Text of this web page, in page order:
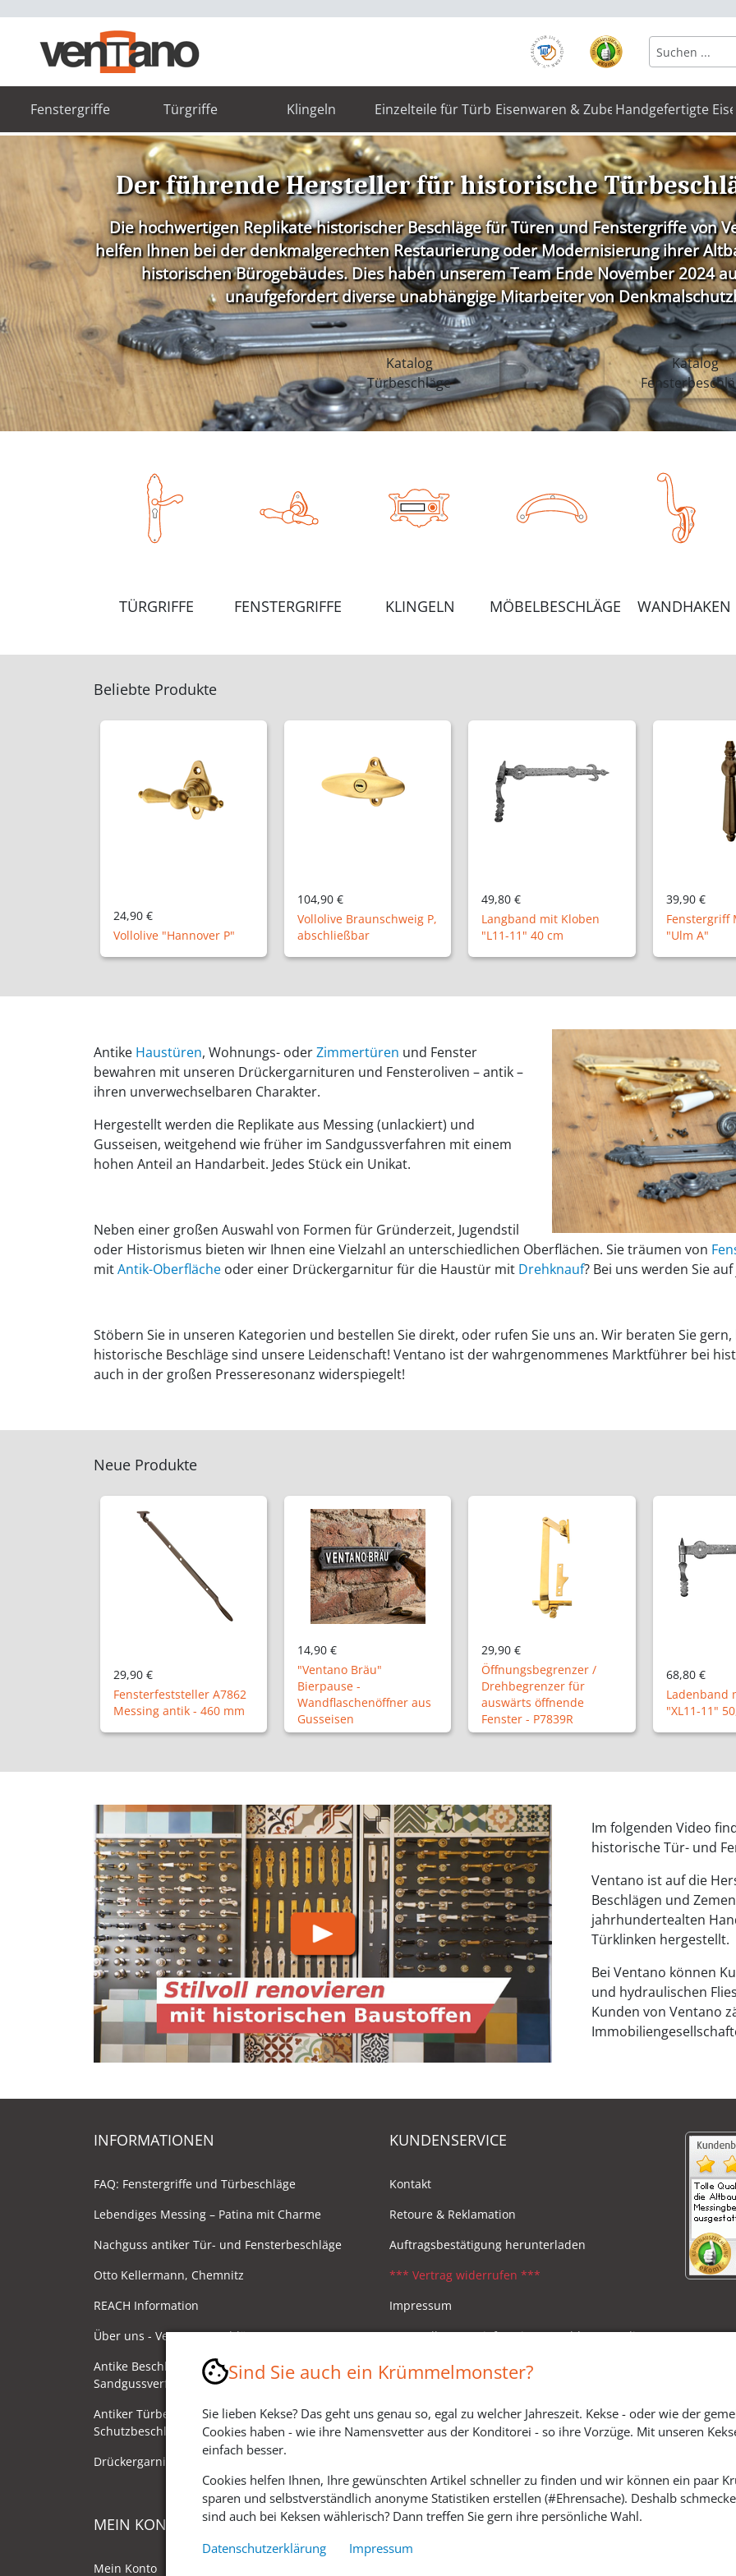
Fenstergriffe Türgriffe Klingeln Einzelteile für TürbeschlägeEisenwaren & ZubehörHandgefertigte
Der führende Hersteller für historische
Die hochwertigen Replikate historischer Beschläge für Türen und Fenstergriffe von
helfen Ihnen bei der denkmalgerechten Restaurierung oder Modernisierung ihrer
historischen Bürogebäudes. Dies haben unserem Team Ende November 2024
unaufgefordert diverse unabhängige Mitarbeiter von
Katalog
Türbeschläge
Katalog
TÜRGRIFFE FENSTERGRIFFE KLINGELN MÖBELBESCHLÄGE WANDHAKEN
Beliebte Produkte
Vollolive Braunschweig P,
abschließbar
49,80 €
Langband mit Kloben
"L11-11" 40 cm
39,90 €
Fenstergriff Messing
"Ulm A"
99,90 €
Vollolive
MS",
Antike Haustüren, Wohnungs- oderZimmertüren und Fenster
bewahren mit unseren Drückergarnituren und Fensteroliven – antik –
ihren unverwechselbaren Charakter.
Hergestellt werden die Replikate aus Messing (unlackiert) und
Gusseisen, weitgehend wie früher im Sandgussverfahren mit einem
hohen Anteil an Handarbeit. Jedes Stück ein Unikat.
Neben einer großen Auswahl von Formen für Gründerzeit, Jugendstil
oder Historismus bieten wir Ihnen eine Vielzahl an unterschiedlichen Oberflächen. Sie träumen von
mitAntik-Oberfläche oder einer Drückergarnitur für die Haustür mit Drehknauf? Bei uns werden Sie
Stöbern Sie in unseren Kategorien und bestellen Sie direkt, oder rufen Sie uns an. Wir beraten Sie
historische Beschläge sind unsere Leidenschaft! Ventano ist der wahrgenommenes Marktführer bei
auch in der großen Presseresonanz widerspiegelt!
Neue Produkte
"Ventano Bräu"
Wandflaschenöffner aus
Gusseisen
29,90 €
Öffnungsbegrenzer /
Drehbegrenzer für
auswärts öffnende
Fenster - P7839R
68,80 €
Ladenband mit Kloben
"XL11-11" 50,4 cm
29,60 €
Halbolive
Im folgenden Video
historische Tür- und
Ventano ist auf die
Beschlägen und
jahrhundertealten
Türklinken hergestellt.
Bei Ventano können
und hydraulischen
Kunden von Ventano
INFORMATIONEN
FAQ: Fenstergriffe und Türbeschläge
Lebendiges Messing – Patina mit Charme
Nachguss antiker Tür- und Fensterbeschläge
Otto Kellermann, Chemnitz
REACH Information
Über uns - Ventano Beschläge
Antike Beschläge - Herstellung im
Sandgussverfahren
Antiker Türbeschlag als
Schutzbeschlag/Sicherheitsbeschlag
Drückergarnituren mit Drehknauf
KUNDENSERVICE
Kontakt
Retoure & Reklamation
Auftragsbestätigung herunterladen
*** Vertrag widerrufen ***
Impressum
Versandkosten, Lieferzeiten & Zahlungsmodi
Widerrufsbelehrung
MEIN KONTO
Mein Konto
SOZIALE MEDIEN
Sind Sie auch ein Krümmelmonster?
Sie lieben Kekse? Das geht uns genau so, egal zu welcher Jahreszeit. Kekse - oder wie der
Cookies haben - wie ihre Namensvetter aus der Konditorei - so ihre Vorzüge. Mit unseren
einfach besser.
Cookies helfen Ihnen, Ihre gewünschten Artikel schneller zu finden und wir können ein paar
sparen und selbstverständlich anonyme Statistiken erstellen (#Ehrensache). Deshalb
sind auch bei Keksen wählerisch? Dann treffen Sie gern ihre persönliche Wahl.
Datenschutzerklärung
Impressum